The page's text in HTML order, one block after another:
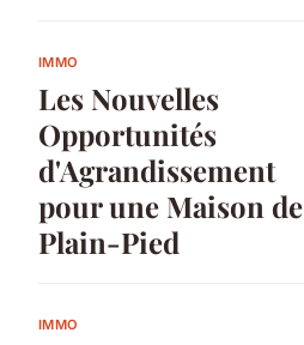
IMMO
Les Nouvelles
Opportunités
d'Agrandissement
pour une Maison de
Plain-Pied
IMMO